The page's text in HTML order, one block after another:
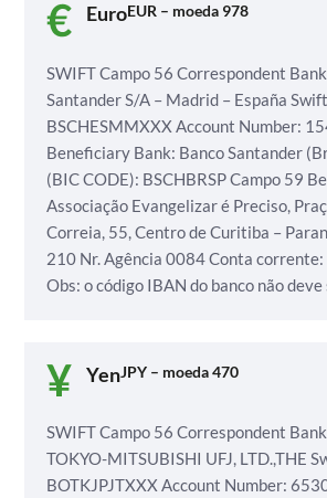
EuroEUR – moeda 978
SWIFTCampo 56 Correspondent
Santander S/A – Madrid – España
BSCHESMMXXX Account Number:
Beneficiary Bank: Banco Santander
(BIC CODE): BSCHBRSPCampo 59
Associação Evangelizar é Preciso,
Correia, 55, Centro de Curitiba –
210 Nr. Agência 0084Conta
Obs: o código IBAN do banco não
YenJPY – moeda 470
SWIFTCampo 56 Correspondent
TOKYO-MITSUBISHI UFJ, LTD.,THE
BOTKJPJTXXX Account Number: